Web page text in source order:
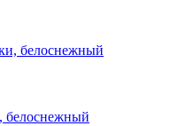
белоснежный